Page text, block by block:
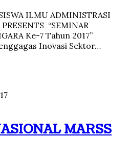
ILMU ADMINISTRASI
“SEMINAR
Ke-7 Tahun 2017”
Inovasi Sektor…
MARSS